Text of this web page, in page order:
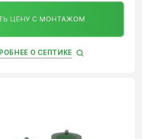
ЦЕНУ С МОНТАЖОМ
О СЕПТИКЕ